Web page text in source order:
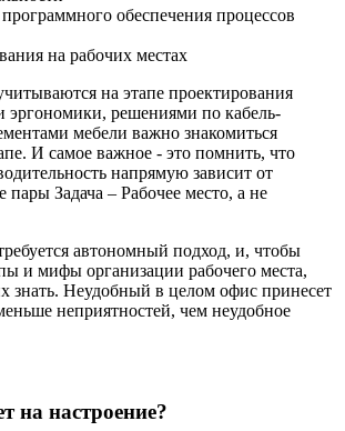
обеспечения процессов
на рабочих местах
на этапе проектирования
эргономики, решениями по кабель-
мебели важно знакомиться
И самое важное - это помнить, что
напрямую зависит от
пары Задача – Рабочее место, а не
автономный подход, и, чтобы
и мифы организации рабочего места,
знать. Неудобный в целом офис принесет
неприятностей, чем неудобное
на настроение?